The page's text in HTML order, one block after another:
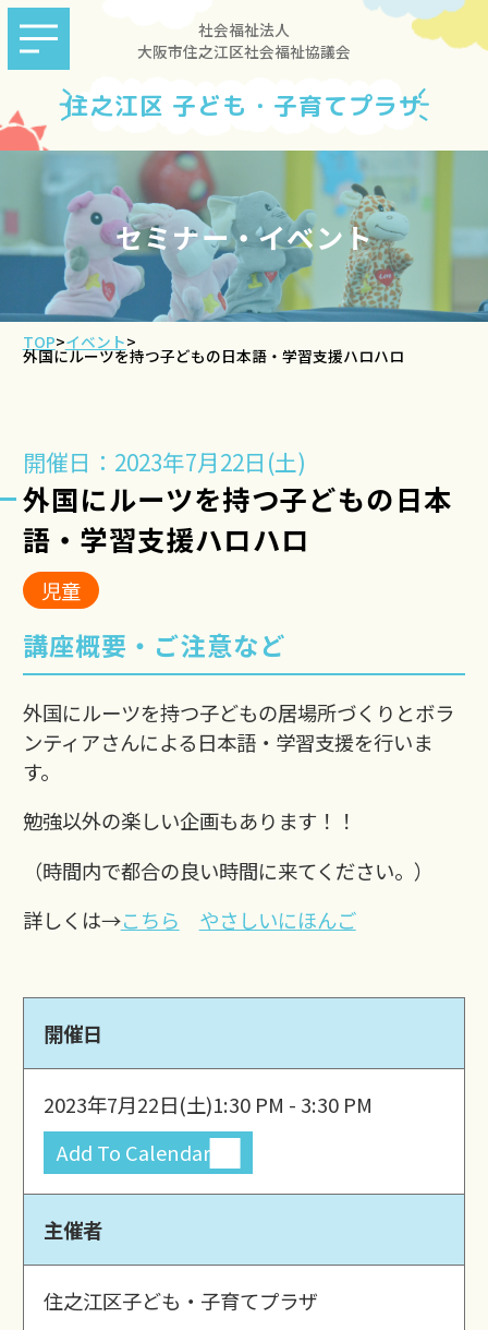
社会福祉法人
大阪市住之江区社会福祉協議会
住之江区 子ども・子育てプラザ
セミナー・イベント
TOP>イベント>
外国にルーツを持つ子どもの日本語・学習支援ハロハロ
開催日：2023年7月22日(土)
外国にルーツを持つ子どもの日本
語・学習支援ハロハロ
児童
講座概要・ご注意など
外国にルーツを持つ子どもの居場所づくりとボラ
ンティアさんによる日本語・学習支援を行いま
す。
勉強以外の楽しい企画もあります！！
（時間内で都合の良い時間に来てください。）
詳しくは→こちら やさしいにほんご
開催日
2023年7月22日(土)1:30 PM - 3:30 PM
Add To Calendar
主催者
住之江区子ども・子育てプラザ